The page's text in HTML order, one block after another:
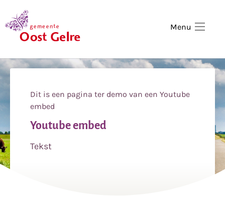
Menu
Dit is een pagina ter demo van een Youtube
embed
Youtube embed
Tekst